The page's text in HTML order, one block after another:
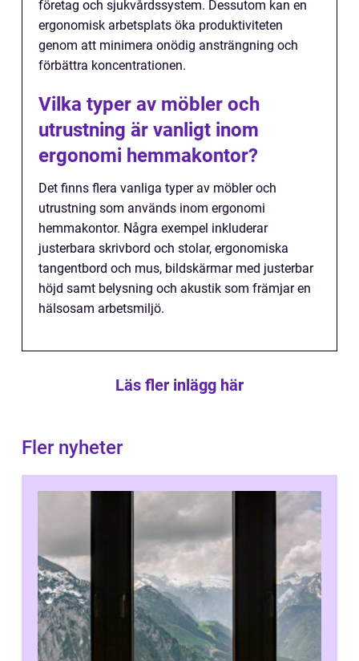
företag och sjukvårdssystem. Dessutom kan en
ergonomisk arbetsplats öka produktiviteten
genom att minimera onödig ansträngning och
förbättra koncentrationen.
Vilka typer av möbler och
utrustning är vanligt inom
ergonomi hemmakontor?
Det finns flera vanliga typer av möbler och
utrustning som används inom ergonomi
hemmakontor. Några exempel inkluderar
justerbara skrivbord och stolar, ergonomiska
tangentbord och mus, bildskärmar med justerbar
höjd samt belysning och akustik som främjar en
hälsosam arbetsmiljö.
Läs fler inlägg här
Fler nyheter